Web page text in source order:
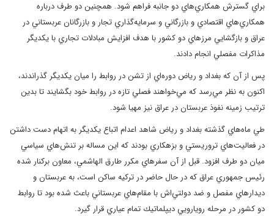
براي گسترش همكاري‌هاي دو جانبه فراهم شود. همچنين دو طرف درباره
همكاري‌هاي اقتصادي و بازرگاني و سرمايه‌گذاري تجار و بازرگانان عربستاني در
عراق و بازگشايي مرزهاي دو كشور با هدف افزايش مبادلات تجاري با يكديگر
مذاكرات مفصلي انجام دادند.
پس از آن كه بغداد و رياض دوره‌اي از تشن در روابط را ميان يكديگر گذراندند،
اكنون به نظر مي‌رسد كه مي‌خواهند فصلي تازه در روابط خود بگشايند تا بدين
ترتيب زمينه نفوذ عربستان در عراق نيز مهيا شود.
طي ماه‌هاي گذشته بغداد و رياض شاهد اعدام اتباع يكديگر به اتهام دست داشتن
در فعاليت‌هاي تروريستي و بزهكاري بودند كه اين مساله بر تنش‌هاي سياسي
ميان دو طرف افزود. قبل از آن سفرهاي مكرر طارق الهاشمي، معاون بركنار شده
رئيس جمهوري عراق كه در حال حاضر در تركيه ساكن است، به عربستان و
ديدارهاي مفصل و ضد دولتي‌اش با مقام‌هاي عربستاني باعث شده بود تا روابط
دو كشور در مرحله رويارويي ديپلماتيك تمام عياري قرار گيرد.